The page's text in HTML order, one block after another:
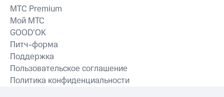
MTС Premium
Мой МТС
GOOD’OK
Питч-форма
Поддержка
Пользовательское соглашение
Политика конфиденциальности